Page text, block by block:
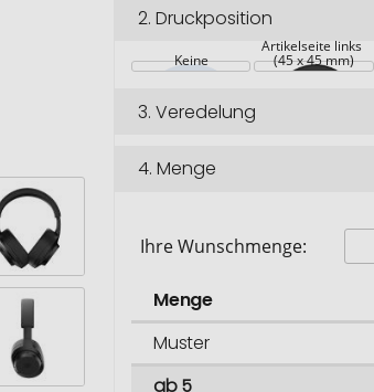
2.Druckposition
Keine
Artikelseite links
(45 x 45 mm)
3.Veredelung
4.Menge
Ihre Wunschmenge:
Menge
Muster
ab 5